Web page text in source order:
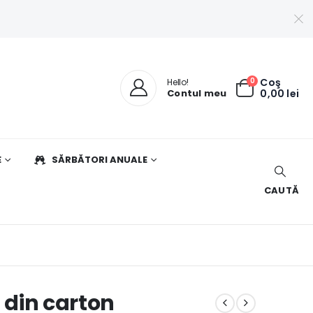
Hello!
Contul meu
0 Coş
0,00 lei
SĂRBĂTORI ANUALE
CAUTĂ
din carton